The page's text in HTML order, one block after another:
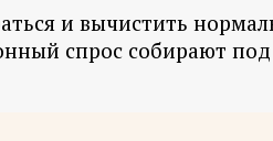
и вычистить
спрос собирают под